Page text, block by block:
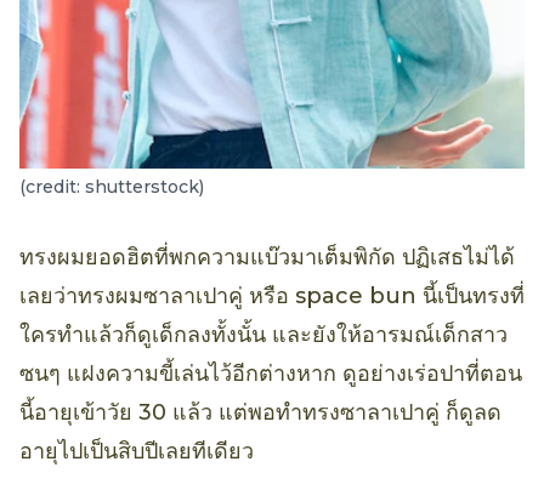
(credit: shutterstock)
ทรงผมยอดฮิตที่พกความแบ๊วมาเต็มพิกัด ปฏิเสธไม่ได้
เลยว่าทรงผมซาลาเปาคู่ หรือ space bun นี้เป็นทรงที่
ใครทำแล้วก็ดูเด็กลงทั้งนั้น และยังให้อารมณ์เด็กสาว
ซนๆ แฝงความขี้เล่นไว้อีกต่างหาก ดูอย่างเร่อปาที่ตอน
นี้อายุเข้าวัย 30 แล้ว แต่พอทำทรงซาลาเปาคู่ ก็ดูลด
อายุไปเป็นสิบปีเลยทีเดียว